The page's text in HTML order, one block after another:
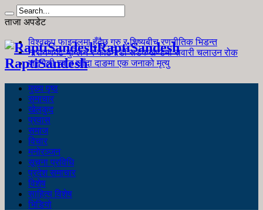
ताजा अपडेट
विश्वकप फाइनलमा हुँदैछ गुरु र शिष्यबीच रणनीतिक भिडन्त
नारायणगढ-मुग्लिन र काठमाडौं सडकखण्डमा सवारी चलाउन रोक
जङ्गली च्याउ खाँदा दाङमा एक जनाको मृत्यु
RaptiSandesh
RaptiSandesh
मुख्य पृष्ठ
समाचार
खेलकुद
प्रवास
समाज
विचार
मनोरञ्जन
सूचना प्रविधि
प्रदेश समाचार
विशेष
साहित्य विशेष
भिडियो